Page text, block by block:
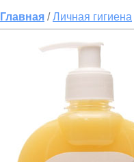
Главная /Личная гигиена